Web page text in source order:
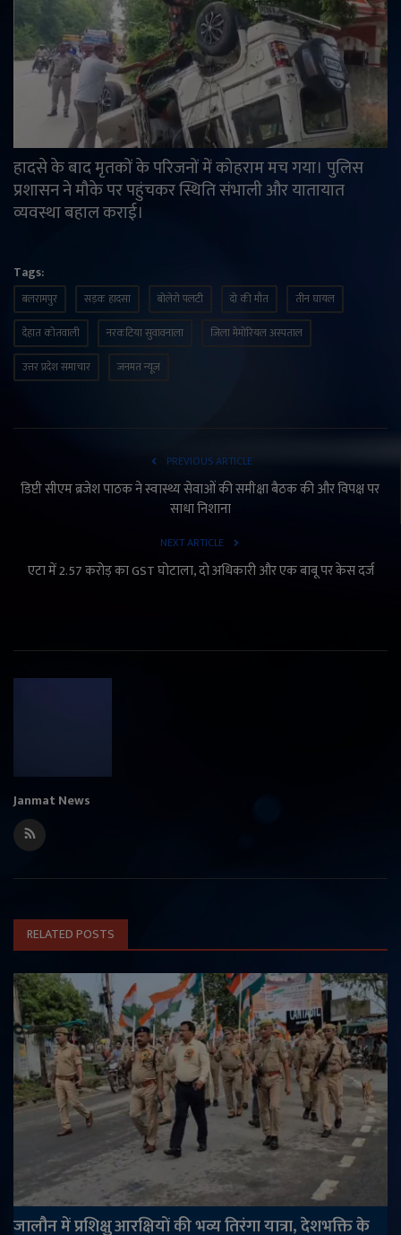
हादसे के बाद मृतकों के परिजनों में कोहराम मच गया। पुलिस
प्रशासन ने मौके पर पहुंचकर स्थिति संभाली और यातायात
व्यवस्था बहाल कराई।
Tags:
बलरामपुर सड़क हादसा बोलेरो पलटी दो की मौत
तीन घायल
देहात कोतवाली
नरकटिया सुवावनाला
जिला मेमोरियल अस्पताल
उत्तर प्रदेश समाचार
जनमत न्यूज
PREVIOUS ARTICLE
डिप्टी सीएम ब्रजेश पाठक ने स्वास्थ्य सेवाओं की समीक्षा बैठक की और विपक्ष पर
साधा निशाना
NEXT ARTICLE
एटा में 2.57 करोड़ का GST घोटाला, दो अधिकारी और एक बाबू पर केस दर्ज
Janmat News
RELATED POSTS
जालौन में प्रशिक्षु आरक्षियों की भव्य तिरंगा यात्रा, देशभक्ति के